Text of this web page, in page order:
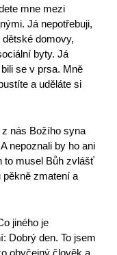
mne mezi
Já nepotřebuji,
domovy,
byty. Já
se v prsa. Mně
a uděláte si
nás Božího syna
nepoznali by ho ani
to musel Bůh zvlášť
pěkně zmatení a
jiného je
Dobrý den. To jsem
obyčejný člověk a